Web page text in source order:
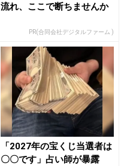
流れ、ここで断ちませんか
PR(合同会社デジタルファーム )
「2027年の宝くじ当選者は
〇〇です」占い師が暴露